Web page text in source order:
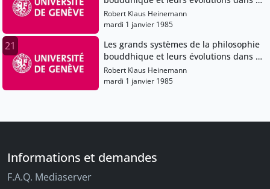
bouddhisme japonais
Robert Klaus Heinemann
mardi 1 janvier 1985
21
Les grands systèmes de la philosophie
bouddhique et leurs évolutions dans le
bouddhisme japonais
Robert Klaus Heinemann
mardi 1 janvier 1985
Informations et demandes
F.A.Q. Mediaserver